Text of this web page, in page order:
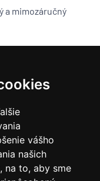
vášho
našich
na to, aby sme
a mimozáručný
BUNA CAFÉ
všetkých
servis